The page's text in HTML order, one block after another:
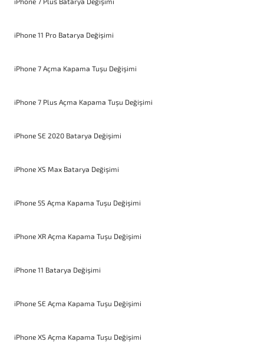
iPhone 11 Pro Batarya Değişimi
iPhone 7 Açma Kapama Tuşu Değişimi
iPhone 7 Plus Açma Kapama Tuşu Değişimi
iPhone SE 2020 Batarya Değişimi
iPhone XS Max Batarya Değişimi
iPhone 5S Açma Kapama Tuşu Değişimi
iPhone XR Açma Kapama Tuşu Değişimi
iPhone 11 Batarya Değişimi
iPhone SE Açma Kapama Tuşu Değişimi
iPhone XS Açma Kapama Tuşu Değişimi